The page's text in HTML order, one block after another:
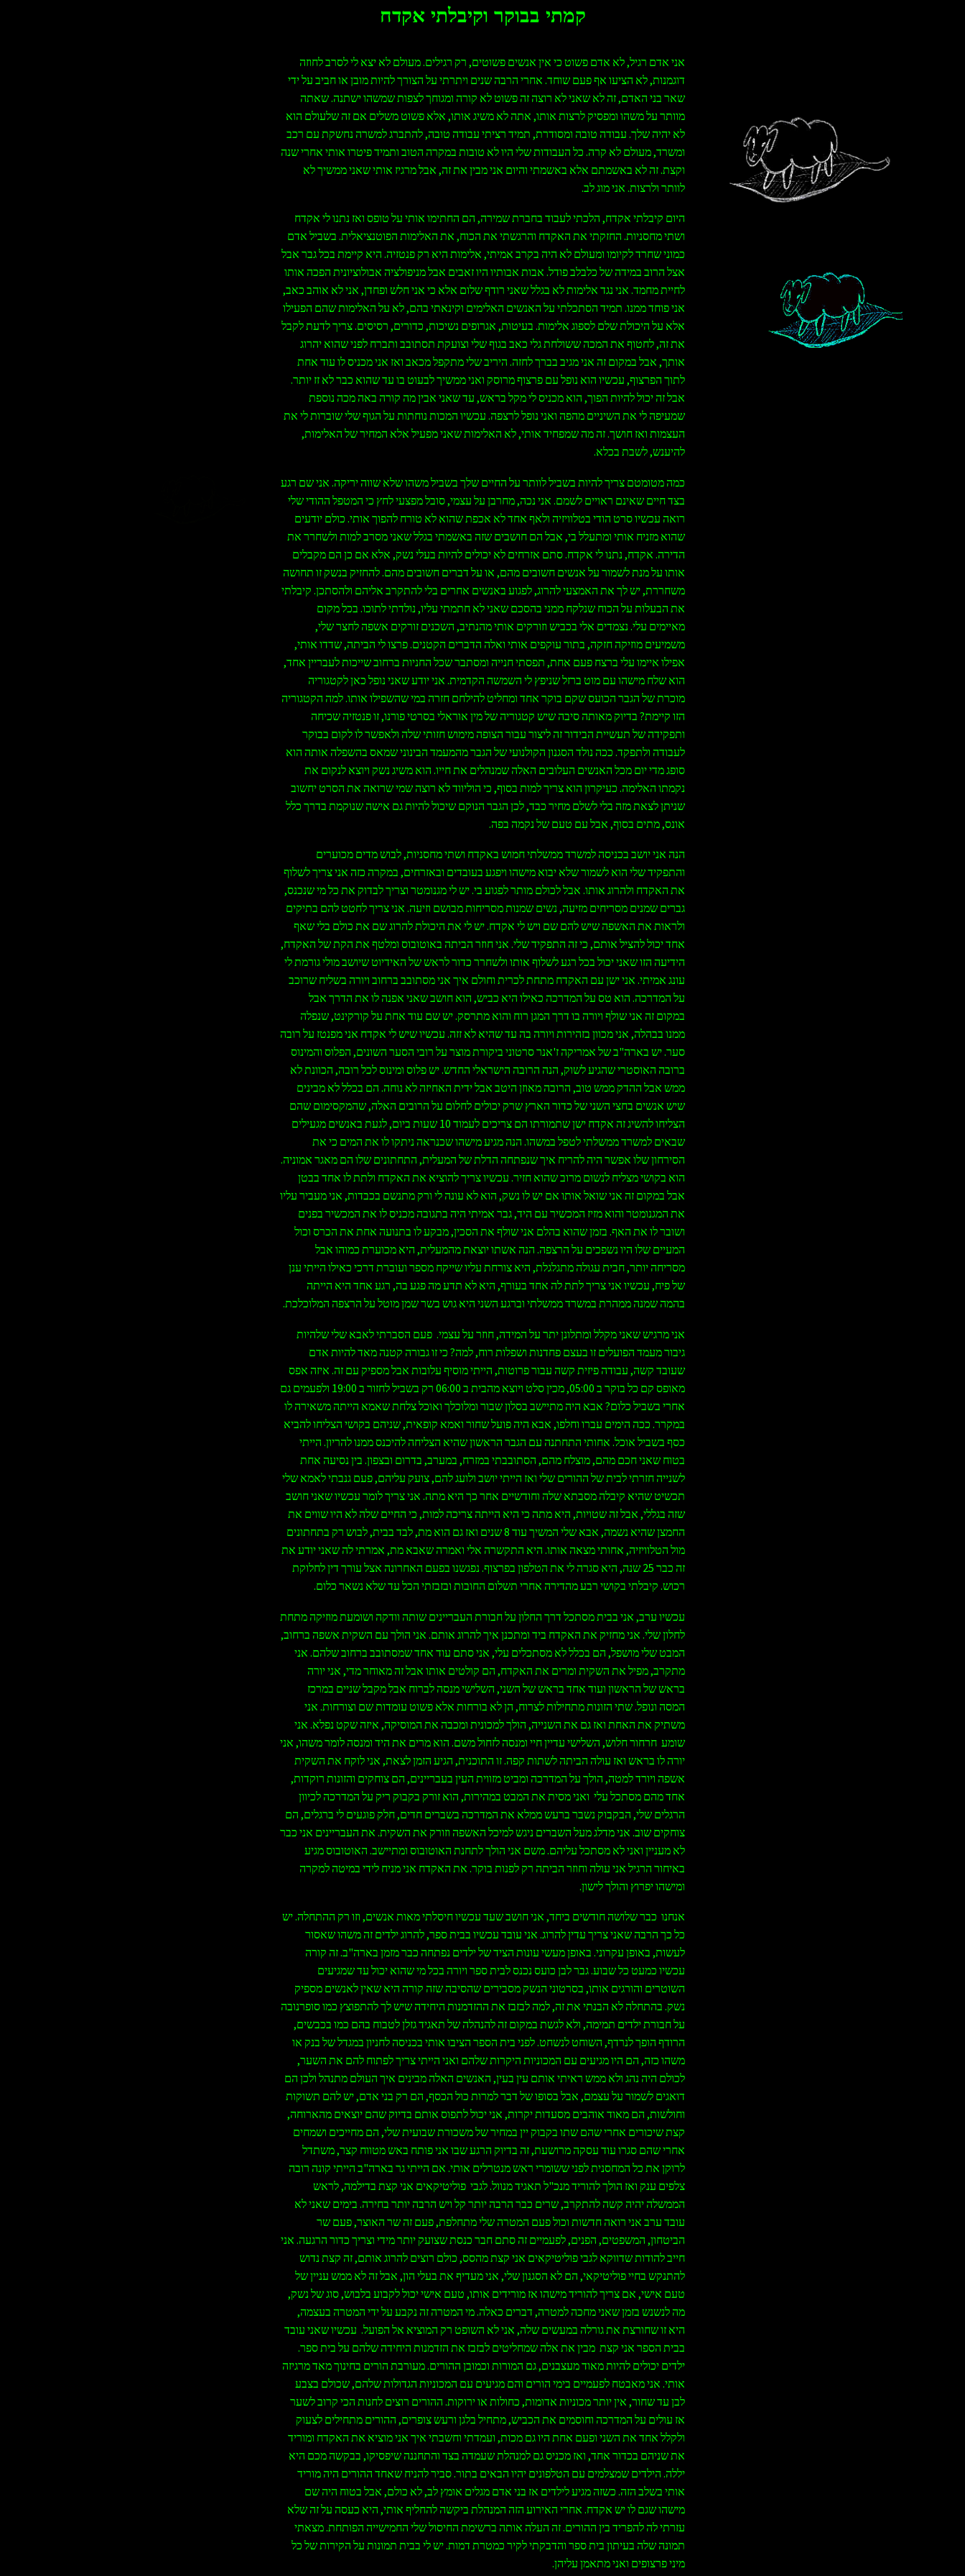
קמתי בבוקר וקיבלתי אקדח
אני אדם רגיל, לא אדם פשוט כי אין אנשים פשוטים, רק רגילים. מעולם לא יצא לי לסרב לחוזה
דוגמנות, לא הציעו אף פעם שוחד. אחרי הרבה שנים ויתרתי על הצורך להיות מובן או חביב על ידי
שאר בני האדם, זה לא שאני לא רוצה זה פשוט לא קורה ומגוחך לצפות שמשהו ישתנה. שאתה
מוותר על משהו ומפסיק לרצות אותו, אתה לא משיג אותו, אלא פשוט משלים אם זה שלעולם הוא
לא יהיה שלך. עבודה טובה ומסודרת, תמיד רציתי עבודה טובה, להתברג למשרה נחשקת עם רכב
ומשרד, מעולם לא קרה. כל העבודות שלי היו לא טובות במקרה הטוב ותמיד פיטרו אותי אחרי שנה
וקצת. זה לא באשמתם אלא באשמתי והיום אני מבין את זה, אבל מרגיז אותי שאני ממשיך לא
לוותר ולרצות. אני מוג לב.
היום קיבלתי אקדח, הלכתי לעבוד בחברת שמירה, הם החתימו אותי על טופס ואז נתנו לי אקדח
ושתי מחסניות. החזקתי את האקדח והרגשתי את הכוח, את האלימות הפוטנציאלית. בשביל אדם
כמוני שחרד לקיומו ומעולם לא היה בקרב אמיתי, אלימות היא רק פנטזיה. היא קיימת בכל גבר אבל
אצל הרוב במידה של כלבלב פודל. אבות אבותיו היו זאבים אבל מניפולציה אבולוציונית הפכה אותו
לחיית מחמד. אני נגד אלימות לא בגלל שאני רודף שלום אלא כי אני חלש ופחדן, אני לא אוהב כאב,
אני פוחד ממנו. תמיד הסתכלתי על האנשים האלימים וקינאתי בהם, לא על האלימות שהם הפעילו
אלא על היכולת שלם לספוג אלימות. בעיטות, אגרופים נשיכות, כדורים, רסיסים. צריך לדעת לקבל
את זה, לחטוף את המכה ששולחת גלי כאב בגוף שלי וצועקת תסתובב ותברח לפני שהוא יהרוג
אותך, אבל במקום זה אני מגיב בברך לחזה. היריב שלי מתקפל מכאב ואז אני מכניס לו עוד אחת
לתוך הפרצוף, עכשיו הוא נופל עם פרצוף מרוסק ואני ממשיך לבעוט בו עד שהוא כבר לא זז יותר.
אבל זה יכול להיות הפוך, הוא מכניס לי מקל בראש, עד שאני אבין מה קורה באה מכה נוספת
שמעיפה לי את השיניים מהפה ואני נופל לרצפה. עכשיו המכות נוחתות על הגוף שלי שוברות לי את
העצמות ואז חושך. זה מה שמפחיד אותי, לא האלימות שאני מפעיל אלא המחיר של האלימות,
להיענש, לשבת בכלא.
כמה מטומטם צריך להיות בשביל לוותר על החיים שלך בשביל משהו שלא שווה יריקה. אני שם רגע
בצד חיים שאינם ראויים לשמם. אני נכה, מחרבן על עצמי, סובל מפצעי לחץ כי המטפל ההודי שלי
רואה עכשיו סרט הודי בטלוויזיה ולאף אחד לא אכפת שהוא לא טורח להפוך אותי. כולם יודעים
שהוא מזניח אותי ומתעלל בי, אבל הם חושבים שזה באשמתי בגלל שאני מסרב למות ולשחרר את
הדירה. אקדח, נתנו לי אקדח. סתם אזרחים לא יכולים להיות בעלי נשק, אלא אם כן הם מקבלים
אותו על מנת לשמור על אנשים חשובים מהם, או על דברים חשובים מהם. להחזיק בנשק זו תחושה
משחררת, יש לך את האמצעי להרוג, לפגוע באנשים אחרים בלי להתקרב אליהם ולהסתכן. קיבלתי
את הבעלות על הכוח שנלקח ממני בהסכם שאני לא חתמתי עליו, נולדתי לתוכו. בכל מקום
מאיימים עלי. נצמדים אלי בכביש וזורקים אותי מהנתיב, השכנים זורקים אשפה לחצר שלי,
משמיעים מוזיקה חזקה, בתור עוקפים אותי ואלה הדברים הקטנים. פרצו לי הביתה, שדדו אותי,
אפילו איימו עלי ברצח פעם אחת, תפסתי חנייה ומסתבר שכל החניות ברחוב שייכות לעבריין אחד,
הוא שלח מישהו עם מוט ברזל שניפץ לי השמשה הקדמית. אני יודע שאני נופל כאן לקטגוריה
מוכרת של הגבר הכועס שקם בוקר אחד ומחליט להילחם חזרה במי שהשפילו אותו. למה הקטגוריה
הזו קיימת? בדיוק מאותה סיבה שיש קטגוריה של מין אוראלי בסרטי פורנו, זו פנטזיה שכיחה
ותפקידה של תעשיית הבידור זה ליצור עבור הצופה מימוש חזותי שלה ולאפשר לו לקום בבוקר
לעבודה ולתפקד. ככה נולד הסגנון הקולנועי של הגבר מהמעמד הבינוני שמאס בהשפלה אותה הוא
סופג מדי יום מכל האנשים העלובים האלה שמנהלים את חייו. הוא משיג נשק ויוצא לנקום את
נקמתו האלימה. כעיקרון הוא צריך למות בסוף, כי הוליווד לא רוצה שמי שרואה את הסרט יחשוב
שניתן לצאת מזה בלי לשלם מחיר כבד, לכן הגבר הנוקם שיכול להיות גם אישה שנוקמת בדרך כלל
אונס, מתים בסוף, אבל עם טעם של נקמה בפה.
הנה אני יושב בכניסה למשרד ממשלתי חמוש באקדח ושתי מחסניות, לבוש מדים מכוערים
והתפקיד שלי הוא לשמור שלא יבוא מישהו ויפגע בעובדים ובאזרחים, במקרה כזה אני צריך לשלוף
את האקדח ולהרוג אותו. אבל לכולם מותר לפגוע בי. יש לי מגנומטר וצריך לבדוק את כל מי שנכנס,
גברים שמנים מסריחים מזיעה, נשים שמנות מסריחות מבושם וזיעה. אני צריך לחטט להם בתיקים
ולראות את האשפה שיש להם שם ויש לי אקדח. יש לי את היכולת להרוג שם את כולם בלי שאף
אחד יכול להציל אותם, כי זה התפקיד שלי. אני חוזר הביתה באוטובוס ומלטף את הקת של האקדח,
הידיעה הזו שאני יכול בכל רגע לשלוף אותו ולשחרר כדור לראש של האידיוט שיושב מולי גורמת לי
עונג אמיתי. אני ישן עם האקדח מתחת לכרית וחולם איך אני מסתובב ברחוב ויורה בשליח שרוכב
על המדרכה. הוא טס על המדרכה כאילו היא כביש, הוא חושב שאני אפנה לו את הדרך אבל
במקום זה אני שולף ויורה בו דרך המגן רוח והוא מתרסק. יש שם עוד אחת על קורקינט, שנפלה
ממנו בבהלה, אני מכוון בזהירות ויורה בה עד שהיא לא זזה. עכשיו שיש לי אקדח אני מפנטז על רובה
סער. יש בארה"ב של אמריקה ז'אנר סרטוני ביקורת מוצר על רובי הסער השונים, הפלוס והמינוס
ברובה האוסטרי שהגיע לשוק, הנה הרובה הישראלי החדש. יש פלוס ומינוס לכל רובה, הכוונת לא
ממש אבל ההדק ממש טוב, הרובה מאוזן היטב אבל ידית האחיזה לא נוחה. הם בכלל לא מבינים
שיש אנשים בחצי השני של כדור הארץ שרק יכולים לחלום על הרובים האלה, שהמקסימום שהם
הצליחו להשיג זה אקדח ישן שתמורתו הם צריכים לעמוד 10 שעות ביום, לגעת באנשים מגעילים
שבאים למשרד ממשלתי לטפל במשהו. הנה מגיע מישהו שכנראה ניתקו לו את המים כי את
הסירחון שלו אפשר היה להריח איך שנפתחה הדלת של המעלית, התחתונים שלו הם מאגר אמוניה.
הוא בקושי מצליח לנשום מרוב שהוא חזיר. עכשיו צריך להוציא את האקדח ולתת לו אחד בבטן
אבל במקום זה אני שואל אותו אם יש לו נשק, הוא לא עונה לי ורק מתנשם בכבדות, אני מעביר עליו
את המגנומטר והוא מזיז המכשיר עם היד, גבר אמיתי היה בתגובה מכניס לו את המכשיר בפנים
ושובר לו את האף. בזמן שהוא בהלם אני שולף את הסכין, מבקע לו בתנועה אחת את הכרס וכול
המעיים שלו היו נשפכים על הרצפה. הנה אשתו יוצאת מהמעלית, היא מכוערת כמוהו אבל
מסריחה יותר, חבית עגולה מתגלגלת, היא צורחת עליו שייקח מספר ועוברת דרכי כאילו הייתי ענן
של פיח, עכשיו אני צריך לתת לה אחד בעורף, היא לא תדע מה פגע בה, רגע אחד היא הייתה
בהמה שמנה ממהרת במשרד ממשלתי וברגע השני היא גוש בשר שמן מוטל על הרצפה המלוכלכת.
אני מרגיש שאני מקלל ומתלונן יתר על המידה, חוזר על עצמי. פעם הסברתי לאבא שלי שלהיות
גיבור מעמד הפועלים זו בעצם פחדנות ושפלות רוח, למה? כי זו גבורה קטנה מאד להיות אדם
שעובד קשה, עבודה פיזית קשה עבור פרוטות, הייתי מוסיף עלובות אבל מספיק עם זה. איזה אפס
מאופס קם כל בוקר ב 05:00, מכין סלט ויוצא מהבית ב 06:00 רק בשביל לחזור ב 19:00 ולפעמים גם
אחרי בשביל כלום? אבא היה מתיישב בסלון שבור ומלוכלך ואוכל צלחת שאמא הייתה משאירה לו
במקרר. ככה הימים עברו וחלפו, אבא היה פועל שחור ואמא קופאית, שניהם בקושי הצליחו להביא
כסף בשביל אוכל. אחותי התחתנה עם הגבר הראשון שהיא הצליחה להיכנס ממנו להריון. הייתי
בטוח שאני חכם מהם, מוצלח מהם, הסתובבתי במזרח, במערב, בדרום ובצפון. בין נסיעה אחת
לשנייה חזרתי לבית של ההורים שלי ואז הייתי יושב ולועג להם, צועק עליהם, פעם גנבתי לאמא שלי
תכשיט שהיא קיבלה מסבתא שלה וחודשיים אחר כך היא מתה. אני צריך לומר עכשיו שאני חושב
שזה בגללי, אבל זה שטויות, היא מתה כי היא הייתה צריכה למות, כי החיים שלה לא היו שווים את
החמצן שהיא נשמה, אבא שלי המשיך עוד 8 שנים ואז גם הוא מת, לבד בבית, לבוש רק בתחתונים
מול הטלוויזיה, אחותי מצאה אותו. היא התקשרה אלי ואמרה שאבא מת, אמרתי לה שאני יודע את
זה כבר 25 שנה, היא סגרה לי את הטלפון בפרצוף. נפגשנו בפעם האחרונה אצל עורך דין לחלוקת
רכוש. קיבלתי בקושי רבע מהדירה אחרי תשלום החובות ובזבזתי הכל עד שלא נשאר כלום.
עכשיו ערב, אני בבית מסתכל דרך החלון על חבורת העבריינים שותה וודקה ושומעת מוזיקה מתחת
לחלון שלי. אני מחזיק את האקדח ביד ומתכנן איך להרוג אותם. אני הולך עם השקית אשפה ברחוב,
המבט שלי מושפל, הם בכלל לא מסתכלים עלי, אני סתם עוד אחד שמסתובב ברחוב שלהם. אני
מתקרב, מפיל את השקית ומרים את האקדח, הם קולטים אותו אבל זה מאוחר מדי, אני יורה
בראש של הראשון ועוד אחד בראש של השני, השלישי מנסה לברוח אבל מקבל שניים במרכז
המסה ונופל. שתי הזונות מתחילות לצרוח, הן לא בורחות אלא פשוט עומדות שם וצורחות. אני
משתיק את האחת ואז גם את השנייה, הולך למכונית ומכבה את המוסיקה, איזה שקט נפלא. אני
שומע חרחור חלוש, השלישי עדיין חיי ומנסה לזחול משם. הוא מרים את היד ומנסה לומר משהו, אני
יורה לו בראש ואז עולה הביתה לשתות קפה. זו התוכנית, הגיע הזמן לצאת, אני לוקח את השקית
אשפה ויורד למטה, הולך על המדרכה ומביט מזווית העין בעבריינים, הם צוחקים והזונות רוקדות,
אחד מהם מסתכל עלי ואני מסית את המבט במהירות, הוא זורק בקבוק ריק על המדרכה לכיוון
הרגלים שלי, הבקבוק נשבר ברעש ממלא את המדרכה בשברים חדים, חלק פוגעים לי ברגלים, הם
צוחקים שוב. אני מדלג מעל השברים ניגש למיכל האשפה וזורק את השקית. את העבריינים אני כבר
לא מעניין ואני לא מסתכל עליהם. משם אני הולך לתחנת האוטובוס ומתיישב. האוטובוס מגיע
באיחור הרגיל אני עולה וחוזר הביתה רק לפנות בוקר. את האקדח אני מניח לידי במיטה למקרה
ומישהו יפרוץ והולך לישון.
אנחנו כבר שלושה חודשים ביחד, אני חושב שעד עכשיו חיסלתי מאות אנשים, וזו רק ההתחלה. יש
כל כך הרבה שאני צריך עדין להרוג. אני עובד עכשיו בבית ספר, להרוג ילדים זה משהו שאסור
לעשות, באופן עקרוני. באופן מעשי עונות הציד של ילדים נפתחה כבר מזמן בארה"ב. זה קורה
עכשיו כמעט כל שבוע. גבר לבן כועס נכנס לבית ספר ויורה בכל מי שהוא יכול עד שמגיעים
השוטרים והורגים אותו, בסרטוני הנשק מסבירים שהסיבה שזה קורה היא שאין לאנשים מספיק
נשק. בהתחלה לא הבנתי את זה, למה לבזבז את ההזדמנות היחידה שיש לך להתפוצץ כמו סופרנובה
על חבורת ילדים תמימה, ולא לגשת במקום זה להנהלה של תאגיד גזלן לטבוח בהם כמו בכבשים,
הרודף הופך לנרדף, השוחט לנשחט. לפני בית הספר הציבו אותי בכניסה לחניון במגדל של בנק או
משהו כזה, הם היו מגיעים עם המכוניות היקרות שלהם ואני הייתי צריך לפתוח להם את השער,
לכולם היה נהג ולא ממש ראיתי אותם עין בעין, האנשים האלה מבינים איך העולם מתנהל ולכן הם
דואגים לשמור על עצמם, אבל בסופו של דבר למרות כול הכסף, הם רק בני אדם, יש להם תשוקות
וחולשות, הם מאוד אוהבים מסעדות יקרות, אני יכול לתפוס אותם בדיוק שהם יוצאים מהארוחה,
קצת שיכורים אחרי שהם שתו בקבוק יין במחיר של משכורת שבועית שלי, הם מחייכים ושמחים
אחרי שהם סגרו עוד עסקה מרושעת, זה בדיוק הרגע שבו אני פותח באש מטווח קצר, משתדל
לרוקן את כל המחסנית לפני ששומרי ראש מנטרלים אותי. אם הייתי גר בארה"ב הייתי קונה רובה
צלפים ענק ואז הולך להוריד מנכ"ל תאגיד מנוול. לגבי פוליטיקאים אני קצת בדילמה, לראש
הממשלה יהיה קשה להתקרב, שרים כבר הרבה יותר קל ויש הרבה יותר בחירה. בימים שאני לא
עובד ערב אני רואה חדשות וכול פעם המטרה שלי מתחלפת, פעם זה שר האוצר, פעם שר
הביטחון, המשפטים, הפנים, לפעמיים זה סתם חבר כנסת שצועק יותר מידי וצריך כדור הרגעה. אני
חייב להודות שדווקא לגבי פוליטיקאים אני קצת מהסס, כולם רוצים להרוג אותם, זה קצת נדוש
להתנקש בחיי פוליטיקאי, הם לא הסגנון שלי, אני מעדיף את בעלי הון, אבל זה לא ממש עניין של
טעם אישי, אם צריך להוריד מישהו אז מורידים אותו, טעם אישי יכול לקבוע בלבוש, סוג של נשק,
מה לנשנש בזמן שאני מחכה למטרה, דברים כאלה. מי המטרה זה נקבע על ידי המטרה בעצמה,
היא זו שחורצת את גורלה במעשים שלה, אני לא השופט רק המוציא אל הפועל. עכשיו שאני עובד
בבית הספר אני קצת מבין את אלה שמחליטים לבזבז את הזדמנות היחידה שלהם על בית ספר.
ילדים יכולים להיות מאוד מעצבנים, גם המורות וכמובן ההורים. מעורבת הורים בחינוך מאד מרגיזה
אותי. אני מאבטח לפעמיים בימי הורים והם מגיעים עם המכוניות הגדולות שלהם, שכולם בצבע
לבן עד שחור, אין יותר מכוניות אדומות, כחולות או ירוקות. ההורים רוצים לחנות הכי קרוב לשער
אז עולים על המדרכה וחוסמים את הכביש, מתחיל בלגן ורעש צופרים, ההורים מתחילים לצעוק
ולקלל אחד את השני ופעם אחת היו גם מכות, ועמדתי וחשבתי איך אני מוציא את האקדח ומוריד
את שניהם בכדור אחד, ואז מכניס גם למנהלת שעמדה בצד והתחננה שיפסיקו, בבקשה מכם היא
יללה. הילדים שמצלמים עם הטלפונים יהיו הבאים בתור. סביר להניח שאחד ההורים היה מוריד
אותי בשלב הזה. כשזה מגיע לילדים אז בני אדם מגלים אומץ לב, לא כולם, אבל בטוח היה שם
מישהו שגם לו יש אקדח. אחרי האירוע הזה המנהלת ביקשה להחליף אותי, היא כעסה על זה שלא
עזרתי לה להפריד בין ההורים. זה העלה אותה ברשימת החיסול שלי החמישייה הפותחת. מצאתי
תמונה שלה בעיתון בית ספר והדבקתי לקיר כמטרת דמות. יש לי בבית תמונות על הקירות של כל
מיני פרצופים ואני מתאמן עליהן.